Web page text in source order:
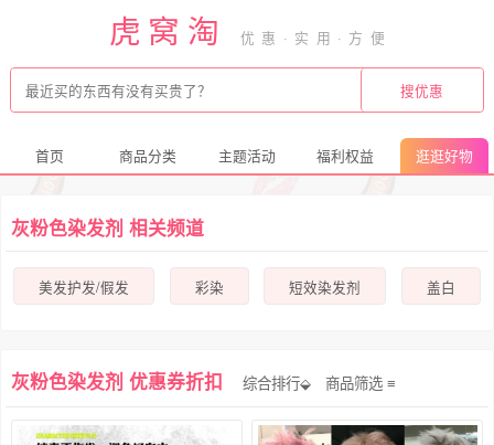
虎窝淘
首页 商品分类 主题活动 福利权益 逛逛好物
灰粉色染发剂 相关频道
美发护发/假发 彩染 短效染发剂 盖白
灰粉色染发剂 优惠券折扣 综合排行⬙ 商品筛选